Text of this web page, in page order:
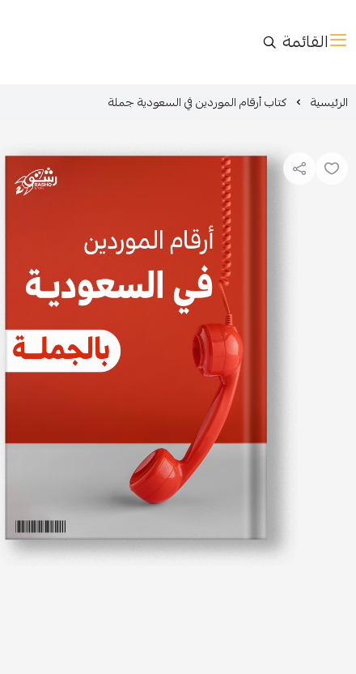
القائمة
الرئيسية كتاب أرقام الموردين في السعودية جملة